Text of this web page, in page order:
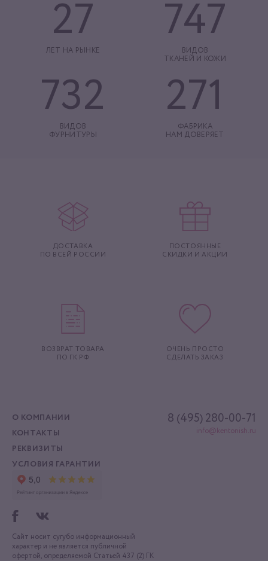
27
ЛЕТ НА РЫНКЕ
747
ВИДОВ
ТКАНЕЙ И КОЖИ
732
ВИДОВ
ФУРНИТУРЫ
271
ФАБРИКА
НАМ ДОВЕРЯЕТ
ДОСТАВКА
ПО ВСЕЙ РОССИИ
ПОСТОЯННЫЕ
СКИДКИ И АКЦИИ
ВОЗВРАТ ТОВАРА
ПО ГК РФ
ОЧЕНЬ ПРОСТО
СДЕЛАТЬ ЗАКАЗ
Сайт носит сугубо информационный
характер и не является публичной
офертой, определяемой Статьей 437 (2) ГК
О КОМПАНИИ
КОНТАКТЫ
РЕКВИЗИТЫ
УСЛОВИЯ ГАРАНТИИ
8 (495) 280-00-71
info@kentonish.ru